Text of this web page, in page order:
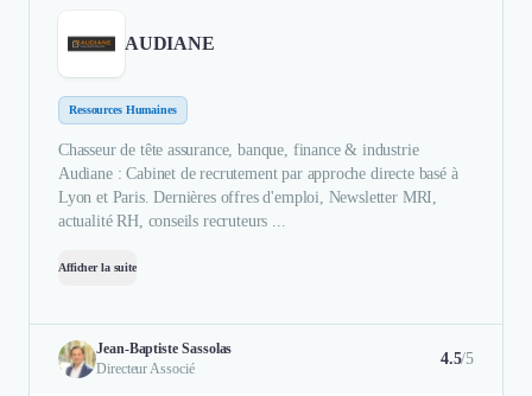
AUDIANE
Ressources Humaines
Chasseur de tête assurance, banque, finance & industrie
Audiane : Cabinet de recrutement par approche directe basé à
Lyon et Paris. Dernières offres d'emploi, Newsletter MRI,
actualité RH, conseils recruteurs ...
Afficher la suite
Jean-Baptiste Sassolas
Directeur Associé
4.5/5